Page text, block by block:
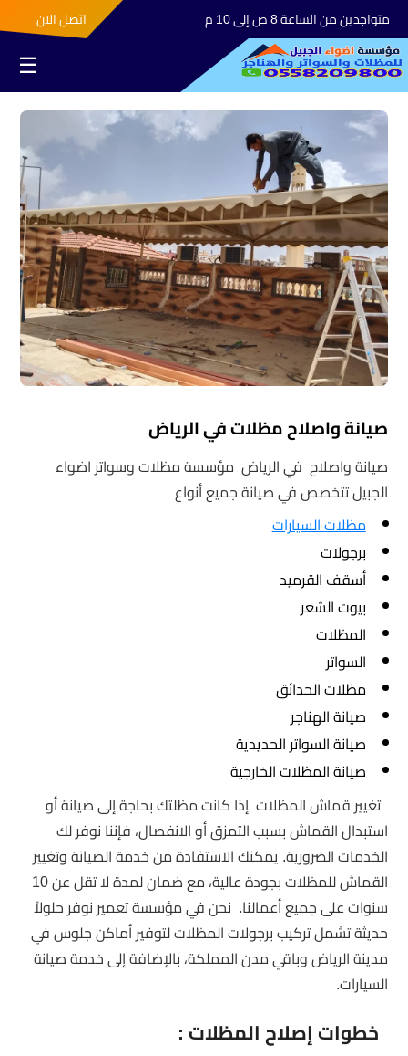
متواجدين من الساعة 8 ص إلى 10 م اتصل الان
☰
صيانة واصلاح مظلات في الرياض
صيانة واصلاح في الرياض مؤسسة مظلات وسواتر اضواء
الجبيل تتخصص في صيانة جميع أنواع
مظلات السيارات
برجولات
أسقف القرميد
بيوت الشعر
المظلات
السواتر
مظلات الحدائق
صيانة الهناجر
صيانة السواتر الحديدية
صيانة المظلات الخارجية
تغيير قماش المظلات إذا كانت مظلتك بحاجة إلى صيانة أو
استبدال القماش بسبب التمزق أو الانفصال، فإننا نوفر لك
الخدمات الضرورية. يمكنك الاستفادة من خدمة الصيانة وتغيير
القماش للمظلات بجودة عالية، مع ضمان لمدة لا تقل عن 10
سنوات على جميع أعمالنا. نحن في مؤسسة تعمير نوفر حلولاً
حديثة تشمل تركيب برجولات المظلات لتوفير أماكن جلوس في
مدينة الرياض وباقي مدن المملكة، بالإضافة إلى خدمة صيانة
السيارات.
خطوات إصلاح المظلات :